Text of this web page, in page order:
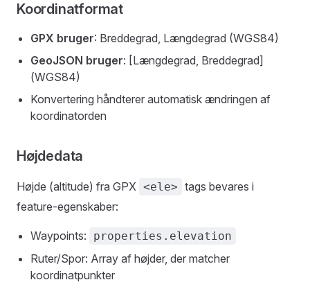
Koordinatformat
GPX bruger: Breddegrad, Længdegrad (WGS84)
GeoJSON bruger: [Længdegrad, Breddegrad]
(WGS84)
Konvertering håndterer automatisk ændringen af
koordinatorden
Højdedata
Højde (altitude) fra GPX <ele> tags bevares i
feature-egenskaber:
Waypoints: properties.elevation
Ruter/Spor: Array af højder, der matcher
koordinatpunkter